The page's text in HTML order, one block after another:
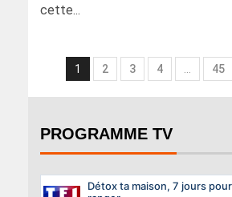
cette...
1 2 3 4 … 45
PROGRAMME TV